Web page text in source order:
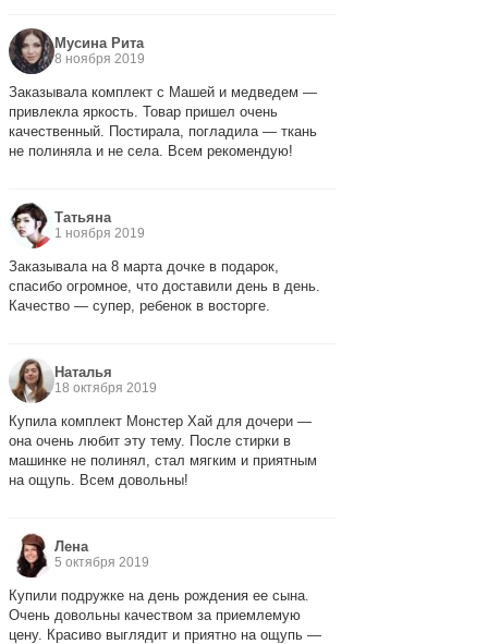
Мусина Рита
8 ноября 2019
Заказывала комплект с Машей и медведем —
привлекла яркость. Товар пришел очень
качественный. Постирала, погладила — ткань
не полиняла и не села. Всем рекомендую!
Татьяна
1 ноября 2019
Заказывала на 8 марта дочке в подарок,
спасибо огромное, что доставили день в день.
Качество — супер, ребенок в восторге.
Наталья
18 октября 2019
Купила комплект Монстер Хай для дочери —
она очень любит эту тему. После стирки в
машинке не полинял, стал мягким и приятным
на ощупь. Всем довольны!
Лена
5 октября 2019
Купили подружке на день рождения ее сына.
Очень довольны качеством за приемлемую
цену. Красиво выглядит и приятно на ощупь —